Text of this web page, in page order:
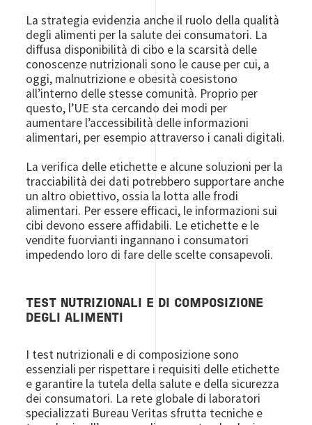
La strategia evidenzia anche il ruolo della qualità
degli alimenti per la salute dei consumatori. La
diffusa disponibilità di cibo e la scarsità delle
conoscenze nutrizionali sono le cause per cui, a
oggi, malnutrizione e obesità coesistono
all’interno delle stesse comunità. Proprio per
questo, l’UE sta cercando dei modi per
aumentare l’accessibilità delle informazioni
alimentari, per esempio attraverso i canali digitali.
La verifica delle etichette e alcune soluzioni per la
tracciabilità dei dati potrebbero supportare anche
un altro obiettivo, ossia la lotta alle frodi
alimentari. Per essere efficaci, le informazioni sui
cibi devono essere affidabili. Le etichette e le
vendite fuorvianti ingannano i consumatori
impedendo loro di fare delle scelte consapevoli.
TEST NUTRIZIONALI E DI COMPOSIZIONE
DEGLI ALIMENTI
I test nutrizionali e di composizione sono
essenziali per rispettare i requisiti delle etichette
e garantire la tutela della salute e della sicurezza
dei consumatori. La rete globale di laboratori
specializzati Bureau Veritas sfrutta tecniche e